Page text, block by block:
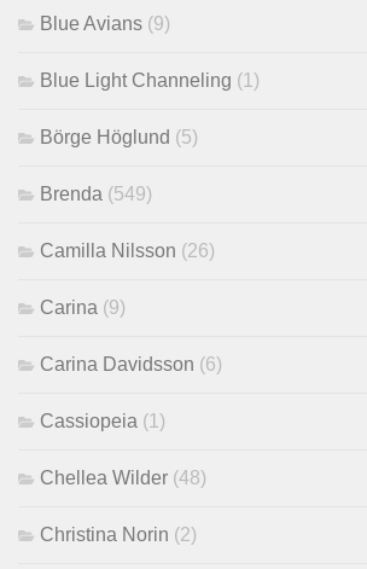
Blue Avians (9)
Blue Light Channeling (1)
Börge Höglund (5)
Brenda (549)
Camilla Nilsson (26)
Carina (9)
Carina Davidsson (6)
Cassiopeia (1)
Chellea Wilder (48)
Christina Norin (2)